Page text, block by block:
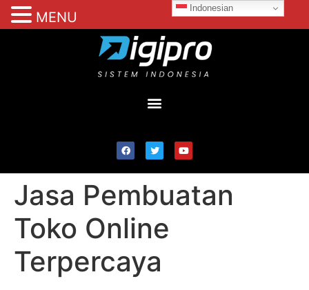
Jasa Pembuatan
Toko Online
Terpercaya
Indonesian
MENU